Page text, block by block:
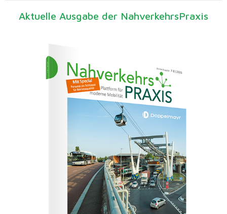
Aktuelle Ausgabe der NahverkehrsPraxis